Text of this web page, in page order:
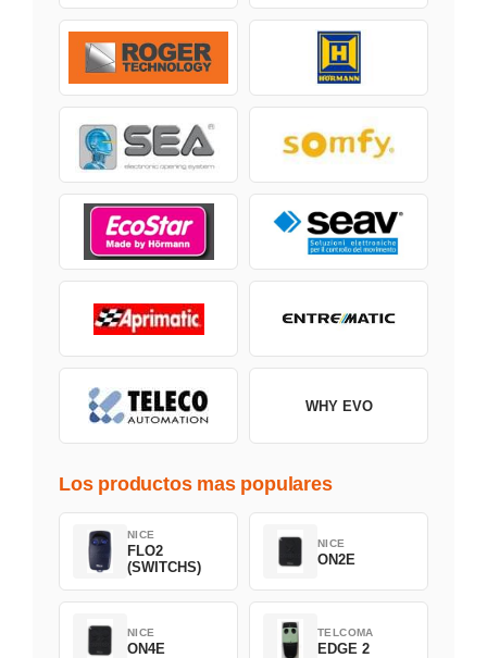
WHY EVO
Los productos mas populares
NICE
FLO2
(SWITCHS)
NICE
ON2E
NICE
ON4E
TELCOMA
EDGE 2